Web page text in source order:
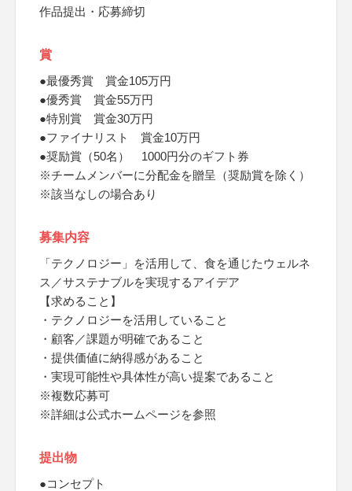
作品提出・応募締切
賞
●最優秀賞 賞金105万円
●優秀賞 賞金55万円
●特別賞 賞金30万円
●ファイナリスト 賞金10万円
●奨励賞（50名） 1000円分のギフト券
※チームメンバーに分配金を贈呈（奨励賞を除く）
※該当なしの場合あり
募集内容
「テクノロジー」を活用して、食を通じたウェルネ
ス／サステナブルを実現するアイデア
【求めること】
・テクノロジーを活用していること
・顧客／課題が明確であること
・提供価値に納得感があること
・実現可能性や具体性が高い提案であること
※複数応募可
※詳細は公式ホームページを参照
提出物
●コンセプト